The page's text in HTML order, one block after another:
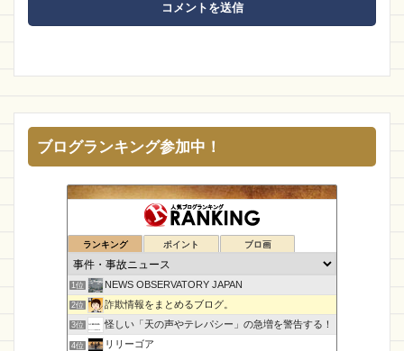
ブログランキング参加中！
ランキング ポイント ブロ画
1位 NEWS OBSERVATORY JAPAN
2位 詐欺情報をまとめるブログ。
3位 怪しい「天の声やテレパシー」の急増を警告する！
4位 リリーゴア